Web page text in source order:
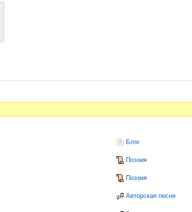
Блог
Поэзия
Поэзия
Авторская песня